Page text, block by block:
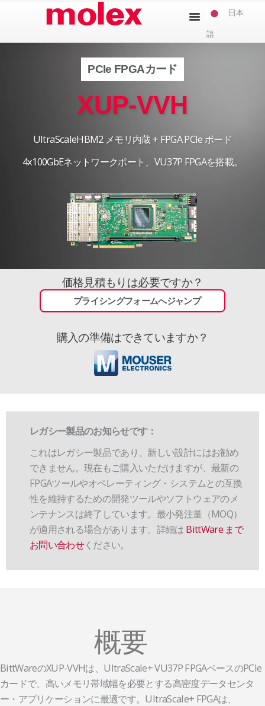
日本
語
PCIe FPGAカード
XUP-VVH
UltraScaleHBM2 メモリ内蔵 + FPGA PCIe ボード
4x100GbEネットワークポート、VU37P FPGAを搭載。
価格見積もりは必要ですか？
プライシングフォームへジャンプ
購入の準備はできていますか？
レガシー製品のお知らせです：
これはレガシー製品であり、新しい設計にはお勧め
できません。現在もご購入いただけますが、最新の
FPGAツールやオペレーティング・システムとの互換
性を維持するための開発ツールやソフトウェアのメ
ンテナンスは終了しています。最小発注量（MOQ）
が適用される場合があります。詳細は BittWare まで
お問い合わせください。
概要
BittWareのXUP-VVHは、UltraScale+ VU37P FPGAベースのPCIe
カードで、高いメモリ帯域幅を必要とする高密度データセンタ
ー・アプリケーションに最適です。UltraScale+ FPGAは、